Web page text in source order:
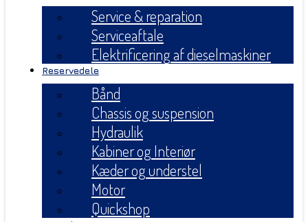
Service & reparation
Serviceaftale
Elektrificering af dieselmaskiner
Reservedele
Bånd
Chassis og suspension
Hydraulik
Kabiner og Interiør
Kæder og understel
Motor
Quickshop